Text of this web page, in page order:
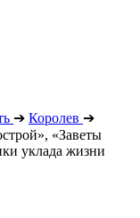
➔ Королев ➔
«Заветы
уклада жизни